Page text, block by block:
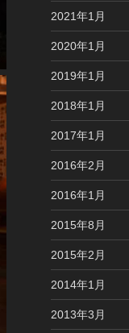
2021年1月
2020年1月
2019年1月
2018年1月
2017年1月
2016年2月
2016年1月
2015年8月
2015年2月
2014年1月
2013年3月